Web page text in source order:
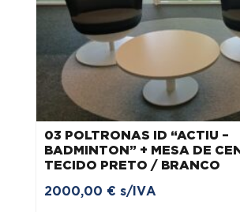
03 POLTRONAS ID “ACTIU –
BADMINTON” + MESA DE
TECIDO PRETO / BRANCO
2000,00 € s/IVA